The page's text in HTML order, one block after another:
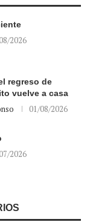
2026
regreso de
vuelve a casa
01/08/2026
2026